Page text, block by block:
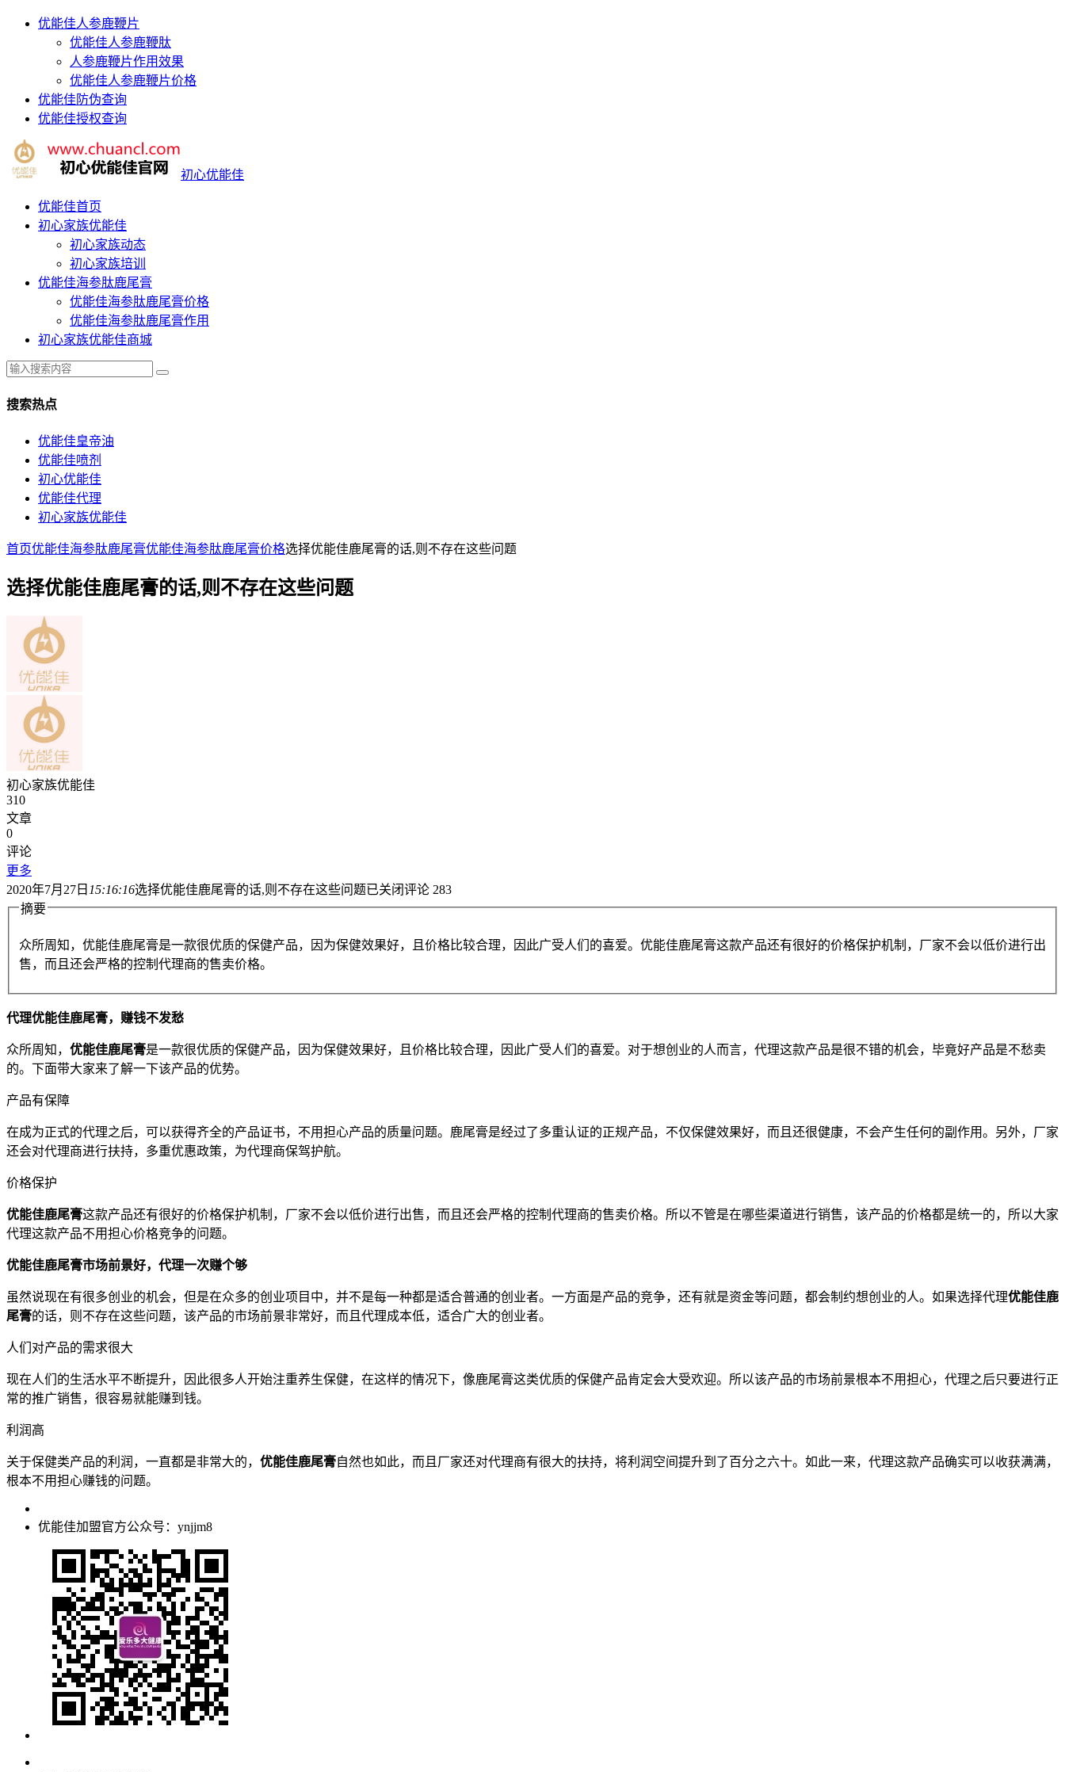
优能佳人参鹿鞭片
优能佳人参鹿鞭肽
人参鹿鞭片作用效果
优能佳人参鹿鞭片价格
优能佳防伪查询
优能佳授权查询
初心优能佳
优能佳首页
初心家族优能佳
初心家族动态
初心家族培训
优能佳海参肽鹿尾膏
优能佳海参肽鹿尾膏价格
优能佳海参肽鹿尾膏作用
初心家族优能佳商城
搜索热点
优能佳皇帝油
优能佳喷剂
初心优能佳
优能佳代理
初心家族优能佳
首页优能佳海参肽鹿尾膏优能佳海参肽鹿尾膏价格选择优能佳鹿尾膏的话,则不存在这些问题
选择优能佳鹿尾膏的话,则不存在这些问题
初心家族优能佳
310
文章
0
评论
更多
2020年7月27日 15:16:16选择优能佳鹿尾膏的话,则不存在这些问题已关闭评论 283
摘要
众所周知，优能佳鹿尾膏是一款很优质的保健产品，因为保健效果好，且价格比较合理，因此广受人们的喜爱。优能佳鹿尾膏这款产品还有很好的价格保护机制，厂家不会以低价进行出
售，而且还会严格的控制代理商的售卖价格。
代理优能佳鹿尾膏，赚钱不发愁
众所周知， 优能佳鹿尾膏是一款很优质的保健产品，因为保健效果好，且价格比较合理，因此广受人们的喜爱。对于想创业的人而言，代理这款产品是很不错的机会，毕竟好产品是不愁卖
的。下面带大家来了解一下该产品的优势。
产品有保障
在成为正式的代理之后，可以获得齐全的产品证书，不用担心产品的质量问题。鹿尾膏是经过了多重认证的正规产品，不仅保健效果好，而且还很健康，不会产生任何的副作用。另外，厂家
还会对代理商进行扶持，多重优惠政策，为代理商保驾护航。
价格保护
优能佳鹿尾膏这款产品还有很好的价格保护机制，厂家不会以低价进行出售，而且还会严格的控制代理商的售卖价格。所以不管是在哪些渠道进行销售，该产品的价格都是统一的，所以大家
代理这款产品不用担心价格竞争的问题。
优能佳鹿尾膏市场前景好，代理一次赚个够
虽然说现在有很多创业的机会，但是在众多的创业项目中，并不是每一种都是适合普通的创业者。一方面是产品的竞争，还有就是资金等问题，都会制约想创业的人。如果选择代理优能佳鹿
尾膏的话，则不存在这些问题，该产品的市场前景非常好，而且代理成本低，适合广大的创业者。
人们对产品的需求很大
现在人们的生活水平不断提升，因此很多人开始注重养生保健，在这样的情况下，像鹿尾膏这类优质的保健产品肯定会大受欢迎。所以该产品的市场前景根本不用担心，代理之后只要进行正
常的推广销售，很容易就能赚到钱。
利润高
关于保健类产品的利润，一直都是非常大的， 优能佳鹿尾膏自然也如此，而且厂家还对代理商有很大的扶持，将利润空间提升到了百分之六十。如此一来，代理这款产品确实可以收获满满，
根本不用担心赚钱的问题。
优能佳加盟官方公众号：ynjjm8